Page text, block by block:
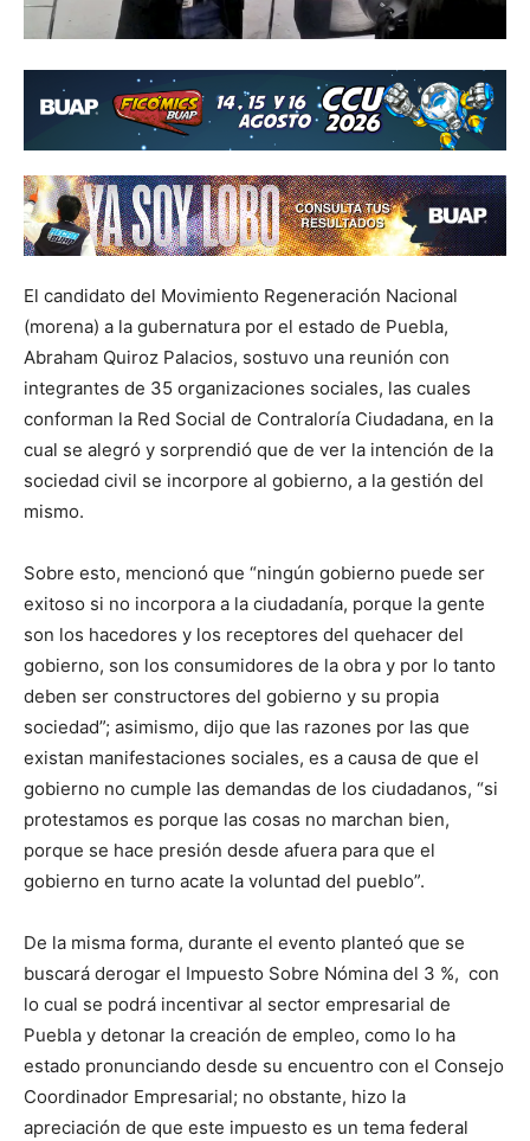
El candidato del Movimiento Regeneración Nacional
(morena) a la gubernatura por el estado de Puebla,
Abraham Quiroz Palacios, sostuvo una reunión con
integrantes de 35 organizaciones sociales, las cuales
conforman la Red Social de Contraloría Ciudadana, en la
cual se alegró y sorprendió que de ver la intención de la
sociedad civil se incorpore al gobierno, a la gestión del
mismo.
Sobre esto, mencionó que “ningún gobierno puede ser
exitoso si no incorpora a la ciudadanía, porque la gente
son los hacedores y los receptores del quehacer del
gobierno, son los consumidores de la obra y por lo tanto
deben ser constructores del gobierno y su propia
sociedad”; asimismo, dijo que las razones por las que
existan manifestaciones sociales, es a causa de que el
gobierno no cumple las demandas de los ciudadanos, “si
protestamos es porque las cosas no marchan bien,
porque se hace presión desde afuera para que el
gobierno en turno acate la voluntad del pueblo”.
De la misma forma, durante el evento planteó que se
buscará derogar el Impuesto Sobre Nómina del 3 %, con
lo cual se podrá incentivar al sector empresarial de
Puebla y detonar la creación de empleo, como lo ha
estado pronunciando desde su encuentro con el Consejo
Coordinador Empresarial; no obstante, hizo la
apreciación de que este impuesto es un tema federal